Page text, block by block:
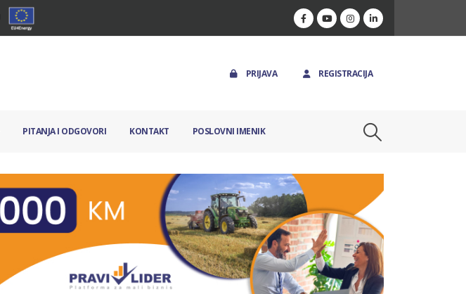
PRIJAVA REGISTRACIJA
PITANJA I ODGOVORI KONTAKT POSLOVNI IMENIK